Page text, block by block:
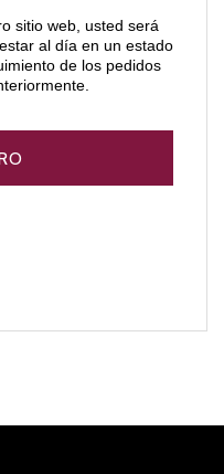
sitio web, usted será
al día en un estado
de los pedidos